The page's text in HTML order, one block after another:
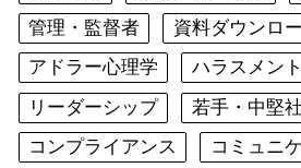
管理・監督者
資料ダウンロ
アドラー心理学
ハラスメント
リーダーシップ
若手・中堅
コンプライアンス
コミュニ